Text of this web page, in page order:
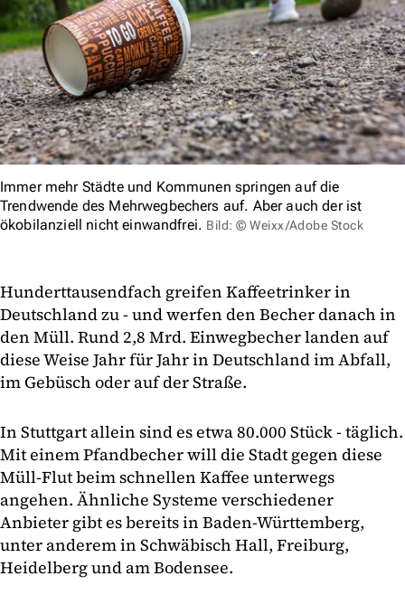
Immer mehr Städte und Kommunen springen auf die
Trendwende des Mehrwegbechers auf. Aber auch der ist
ökobilanziell nicht einwandfrei. Bild: © Weixx/Adobe Stock
Hunderttausendfach greifen Kaffeetrinker in
Deutschland zu - und werfen den Becher danach in
den Müll. Rund 2,8 Mrd. Einwegbecher landen auf
diese Weise Jahr für Jahr in Deutschland im Abfall,
im Gebüsch oder auf der Straße.
In Stuttgart allein sind es etwa 80.000 Stück - täglich.
Mit einem Pfandbecher will die Stadt gegen diese
Müll-Flut beim schnellen Kaffee unterwegs
angehen. Ähnliche Systeme verschiedener
Anbieter gibt es bereits in Baden-Württemberg,
unter anderem in Schwäbisch Hall, Freiburg,
Heidelberg und am Bodensee.